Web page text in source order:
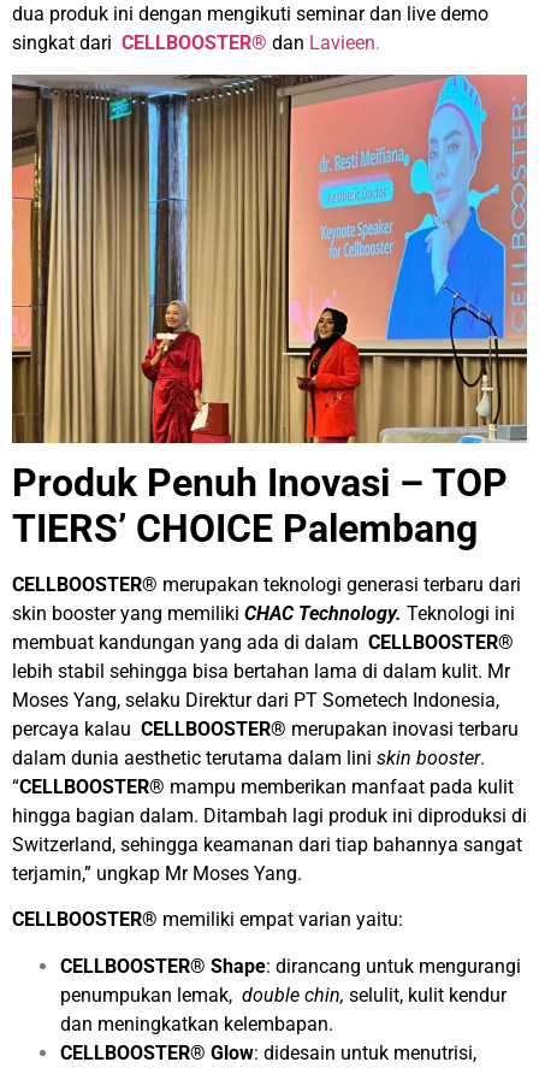
dua produk ini dengan mengikuti seminar dan live demo
singkat dari CELLBOOSTER® dan Lavieen.
Produk Penuh Inovasi – TOP
TIERS’ CHOICE Palembang
CELLBOOSTER® merupakan teknologi generasi terbaru dari
skin booster yang memiliki CHAC Technology. Teknologi ini
membuat kandungan yang ada di dalam CELLBOOSTER®
lebih stabil sehingga bisa bertahan lama di dalam kulit. Mr
Moses Yang, selaku Direktur dari PT Sometech Indonesia,
percaya kalau CELLBOOSTER® merupakan inovasi terbaru
dalam dunia aesthetic terutama dalam lini skin booster.
“CELLBOOSTER® mampu memberikan manfaat pada kulit
hingga bagian dalam. Ditambah lagi produk ini diproduksi di
Switzerland, sehingga keamanan dari tiap bahannya sangat
terjamin,” ungkap Mr Moses Yang.
CELLBOOSTER® memiliki empat varian yaitu:
CELLBOOSTER® Shape: dirancang untuk mengurangi
penumpukan lemak, double chin, selulit, kulit kendur
dan meningkatkan kelembapan.
CELLBOOSTER® Glow: didesain untuk menutrisi,